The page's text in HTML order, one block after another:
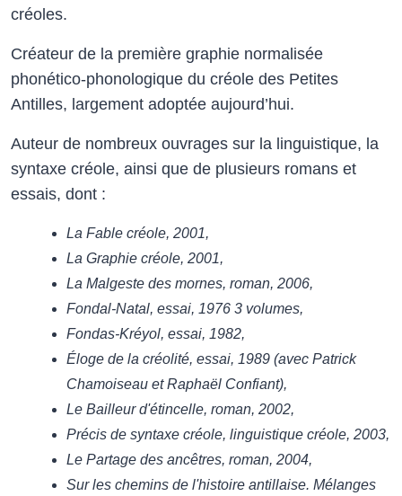
créoles.
Créateur de la première graphie normalisée
phonético-phonologique du créole des Petites
Antilles, largement adoptée aujourd’hui.
Auteur de nombreux ouvrages sur la linguistique, la
syntaxe créole, ainsi que de plusieurs romans et
essais, dont :
La Fable créole, 2001,
La Graphie créole, 2001,
La Malgeste des mornes, roman, 2006,
Fondal-Natal, essai, 1976 3 volumes,
Fondas-Kréyol, essai, 1982,
Éloge de la créolité, essai, 1989 (avec Patrick
Chamoiseau et Raphaël Confiant),
Le Bailleur d'étincelle, roman, 2002,
Précis de syntaxe créole, linguistique créole, 2003,
Le Partage des ancêtres, roman, 2004,
Sur les chemins de l'histoire antillaise. Mélanges